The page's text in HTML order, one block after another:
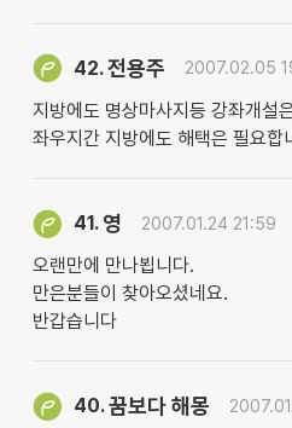
42.전용주 2007.02.05
지방에도 명상마사지등 강좌개설
좌우지간 지방에도 해택은 필요합
41. 영 2007.01.24 21:59
오랜만에 만나뵙니다.
만은분들이 찾아오셨네요.
반갑습니다
40.꿈보다 해몽